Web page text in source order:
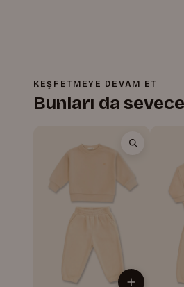
KEŞFETMEYE DEVAM ET
Bunları da